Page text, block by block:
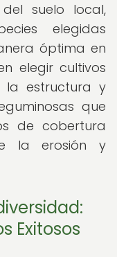
suelo local,
elegidas
óptima en
elegir cultivos
la estructura y
que
de cobertura
la erosión y
Exitosos